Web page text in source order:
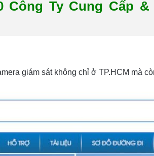
Ty Cung Cấp
giám sát không chỉ ở TP.HCM mà